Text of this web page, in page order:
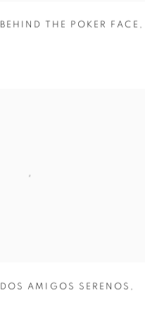
BEHIND THE POKER FACE ,
DOS AMIGOS SERENOS ,